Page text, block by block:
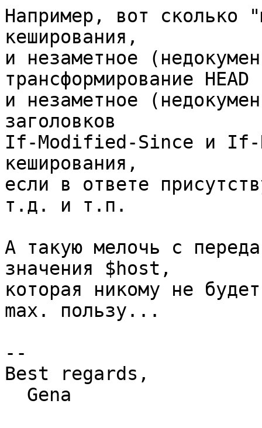
Например, вот сколько
кеширования,
и незаметное
трансформирование
и незаметное
заголовков
If-Modified-Since и If-
кеширования,
если в ответе
т.д. и т.п.
А такую мелочь с
значения $host,
которая никому не
max. пользу...
--
Best regards,